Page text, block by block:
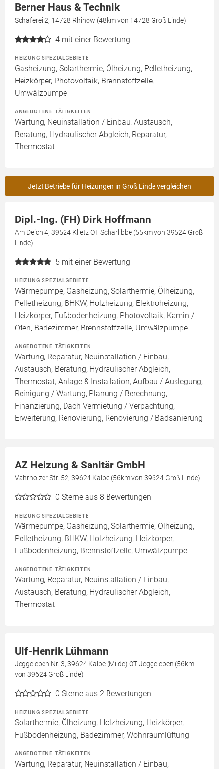
Berner Haus & Technik
Schäferei 2, 14728 Rhinow (48km von 14728 Groß Linde)
4 mit einer Bewertung
HEIZUNG SPEZIALGEBIETE
Gasheizung, Solarthermie, Ölheizung, Pelletheizung,
Heizkörper, Photovoltaik, Brennstoffzelle,
Umwälzpumpe
ANGEBOTENE TÄTIGKEITEN
Wartung, Neuinstallation / Einbau, Austausch,
Beratung, Hydraulischer Abgleich, Reparatur,
Thermostat
Jetzt Betriebe für Heizungen in Groß Linde vergleichen
Dipl.-Ing. (FH) Dirk Hoffmann
Am Deich 4, 39524 Klietz OT Scharlibbe (55km von 39524 Groß
Linde)
5 mit einer Bewertung
HEIZUNG SPEZIALGEBIETE
Wärmepumpe, Gasheizung, Solarthermie, Ölheizung,
Pelletheizung, BHKW, Holzheizung, Elektroheizung,
Heizkörper, Fußbodenheizung, Photovoltaik, Kamin /
Ofen, Badezimmer, Brennstoffzelle, Umwälzpumpe
ANGEBOTENE TÄTIGKEITEN
Wartung, Reparatur, Neuinstallation / Einbau,
Austausch, Beratung, Hydraulischer Abgleich,
Thermostat, Anlage & Installation, Aufbau / Auslegung,
Reinigung / Wartung, Planung / Berechnung,
Finanzierung, Dach Vermietung / Verpachtung,
Erweiterung, Renovierung, Renovierung / Badsanierung
AZ Heizung & Sanitär GmbH
Vahrholzer Str. 52, 39624 Kalbe (56km von 39624 Groß Linde)
0 Sterne aus 8 Bewertungen
HEIZUNG SPEZIALGEBIETE
Wärmepumpe, Gasheizung, Solarthermie, Ölheizung,
Pelletheizung, BHKW, Holzheizung, Heizkörper,
Fußbodenheizung, Brennstoffzelle, Umwälzpumpe
ANGEBOTENE TÄTIGKEITEN
Wartung, Reparatur, Neuinstallation / Einbau,
Austausch, Beratung, Hydraulischer Abgleich,
Thermostat
Ulf-Henrik Lühmann
Jeggeleben Nr. 3, 39624 Kalbe (Milde) OT Jeggeleben (56km
von 39624 Groß Linde)
0 Sterne aus 2 Bewertungen
HEIZUNG SPEZIALGEBIETE
Solarthermie, Ölheizung, Holzheizung, Heizkörper,
Fußbodenheizung, Badezimmer, Wohnraumlüftung
ANGEBOTENE TÄTIGKEITEN
Wartung, Reparatur, Neuinstallation / Einbau,